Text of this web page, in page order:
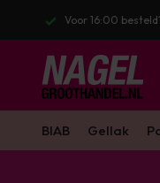
Enorm
BIAB Gellak